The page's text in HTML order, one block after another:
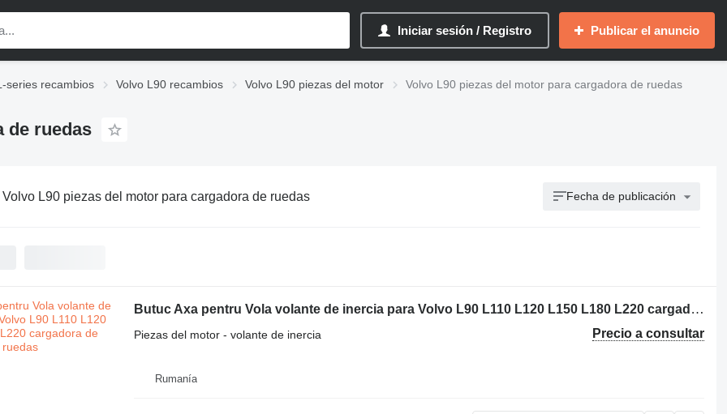
Iniciar sesión / Registro Publicar el anuncio
series recambios Volvo L90 recambios Volvo L90 piezas del motor Volvo L90 piezas del motor para cargadora de ruedas
de ruedas
Volvo L90 piezas del motor para cargadora de ruedas Fecha de publicación
Butuc Axa pentru Vola volante de inercia para Volvo L90 L110 L120 L150 L180 L220 cargadora de ruedas
Precio a consultar
Piezas del motor - volante de inercia
Rumanía